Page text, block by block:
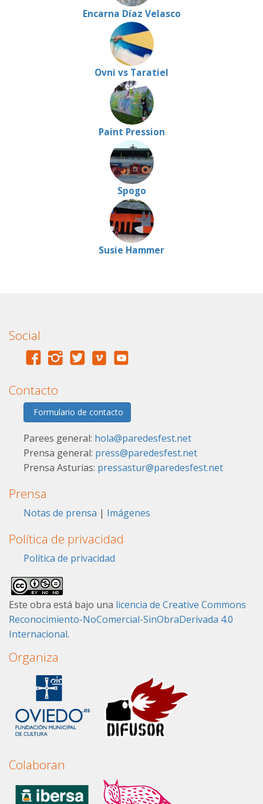
Encarna Díaz Velasco
Ovni vs Taratiel
Paint Pression
Spogo
Susie Hammer
Social
Contacto
Formulario de contacto
Parees general: hola@paredesfest.net
Prensa general: press@paredesfest.net
Prensa Asturias: pressastur@paredesfest.net
Prensa
Notas de prensa | Imágenes
Política de privacidad
Política de privacidad
Este obra está bajo una licencia de Creative Commons
Reconocimiento-NoComercial-SinObraDerivada 4.0
Internacional.
Organiza
Colaboran